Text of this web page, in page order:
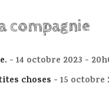
compagnie
- 14 octobre 2023 -
choses - 15 octobre